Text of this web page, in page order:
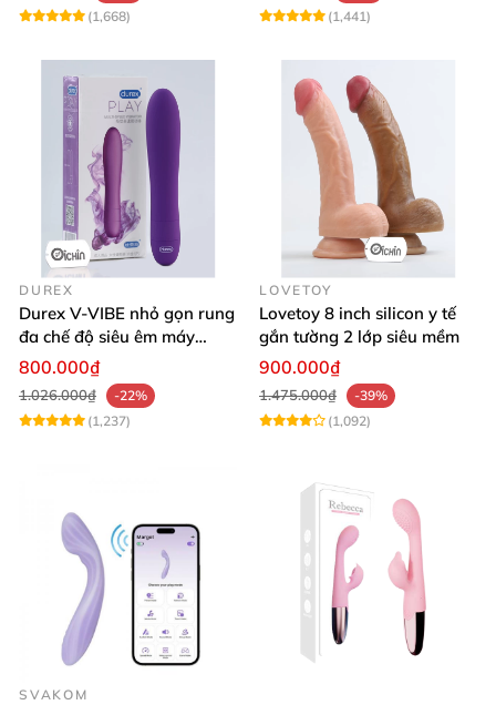
(1,668)
(1,441)
DUREX
Durex V-VIBE nhỏ gọn rung
đa chế độ siêu êm máy
massage tinh yêu
800.000₫
1.026.000₫
-22%
(1,237)
LOVETOY
Lovetoy 8 inch silicon y tế
gắn tường 2 lớp siêu mềm
900.000₫
1.475.000₫
-39%
(1,092)
SVAKOM